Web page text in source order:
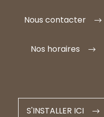
Nous contacter
Nos horaires
S'INSTALLER ICI